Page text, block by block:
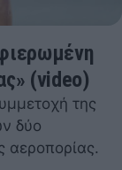
(video)
της
δύο
αεροπορίας.